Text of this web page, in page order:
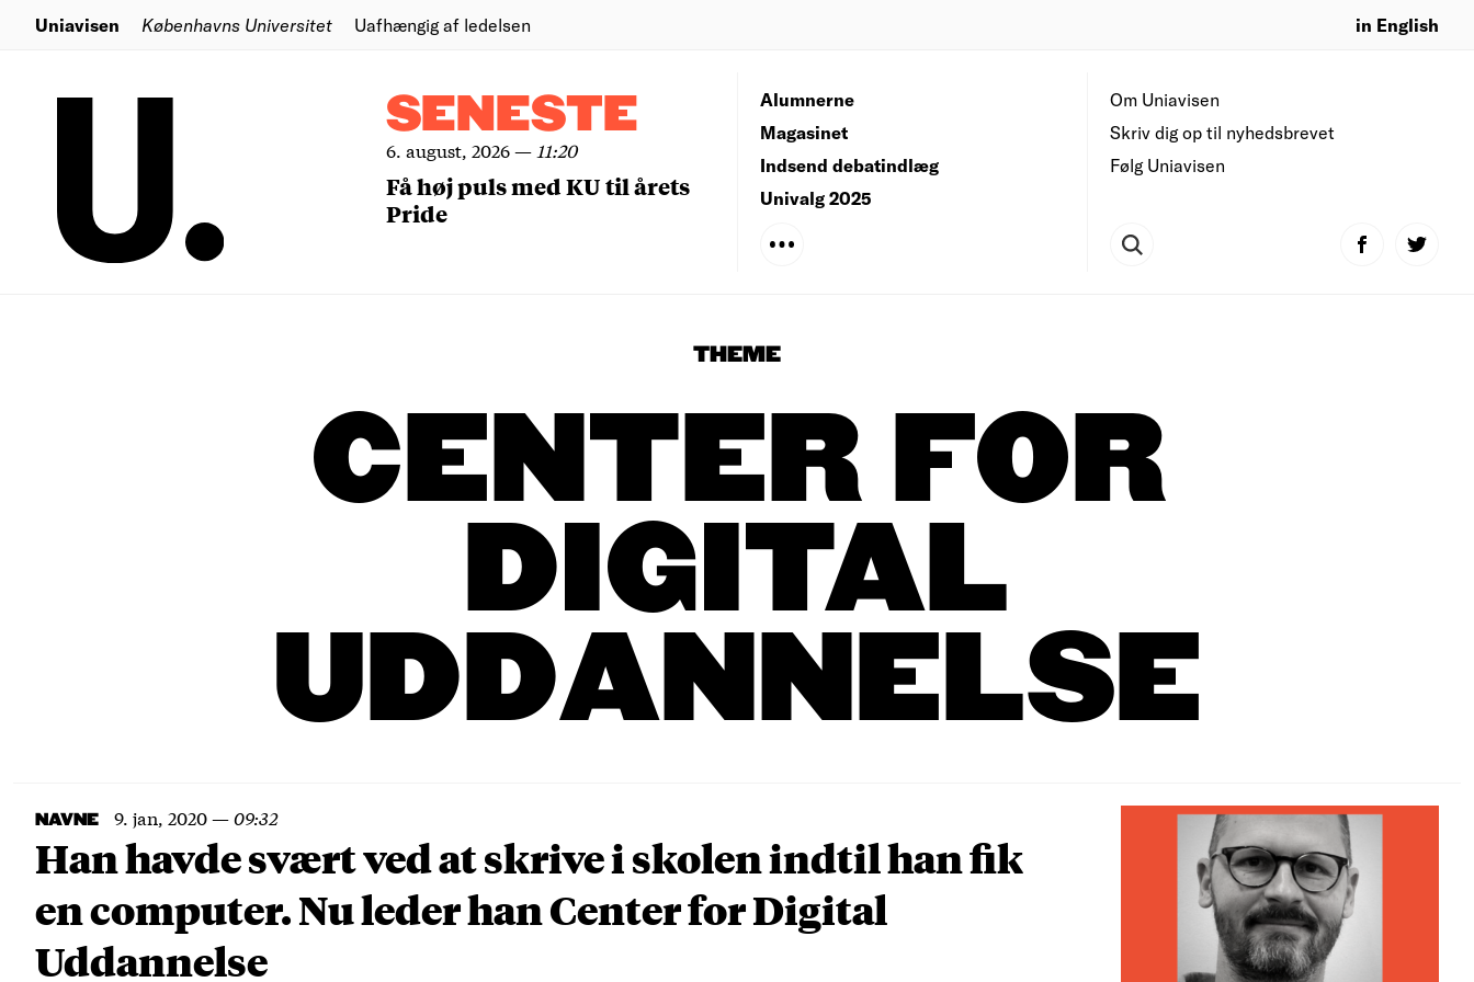
Uniavisen Københavns Universitet Uafhængig af ledelsen in English
SENESTE
6. august, 2026— 11:20
Få høj puls med KU til årets
Pride
Om Uniavisen
Skriv dig op til nyhedsbrevet
Følg Uniavisen
Alumnerne
Magasinet
Indsend debatindlæg
Univalg 2025
THEME
CENTER FOR
DIGITAL
UDDANNELSE
NAVNE 9. jan, 2020—09:32
Han havde svært ved at skrive i skolen indtil han fik
en computer. Nu leder han Center for Digital
Uddannelse